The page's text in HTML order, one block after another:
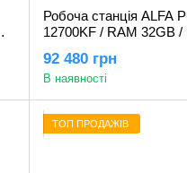
Робоча станція ALFA
12700KF / RAM 32GB
92 480 грн
В наявності
ТОП ПРОДАЖІВ